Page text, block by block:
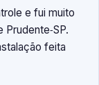
e fui muito
feita